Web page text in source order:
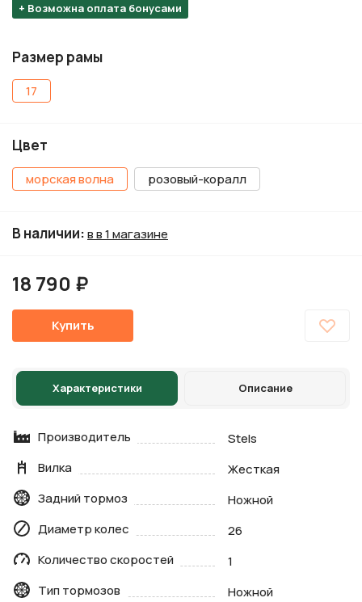
+ Возможна оплата бонусами
Размер рамы
17
Цвет
морская волна розовый-коралл
В наличии:в в 1 магазине
18 790 ₽
Купить
Характеристики Описание
Производитель
Stels
Вилка
Жесткая
Задний тормоз
Ножной
Диаметр колес
26
Количество скоростей
1
Тип тормозов
Ножной